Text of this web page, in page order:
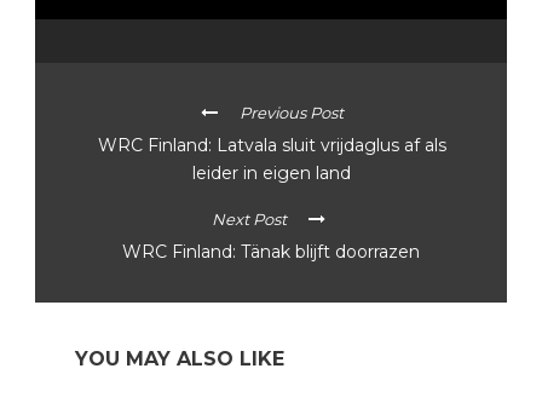
Previous Post
WRC Finland: Latvala sluit vrijdaglus af als
leider in eigen land
Next Post
WRC Finland: Tänak blijft doorrazen
YOU MAY ALSO LIKE